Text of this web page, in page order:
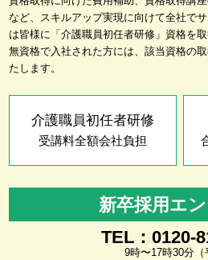
など、スキルアップ実現に向けて全社で
は皆様に「介護職員初任者研修」資格を
無資格で入社された方には、該当資格の
たします。
介護職員初任者研修
受講料全額会社負担
新卒採用エ
TEL：0120-
9時〜17時30分（